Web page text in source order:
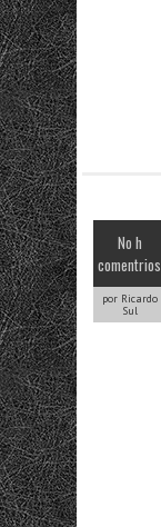
No h
comentrios
por Ricardo
Sul